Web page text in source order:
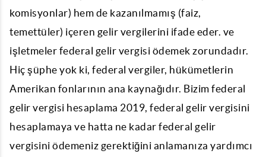
komisyonlar) hem de kazanılmamış (faiz,
temettüler) içeren gelir vergilerini ifade eder. ve
işletmeler federal gelir vergisi ödemek zorundadır.
Hiç şüphe yok ki, federal vergiler, hükümetlerin
Amerikan fonlarının ana kaynağıdır. Bizim federal
gelir vergisi hesaplama 2019, federal gelir vergisini
hesaplamaya ve hatta ne kadar federal gelir
vergisini ödemeniz gerektiğini anlamanıza yardımcı